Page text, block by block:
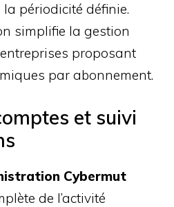
périodicité définie.
simplifie la gestion
proposant
par abonnement.
et suivi
Cybermut
de l’activité